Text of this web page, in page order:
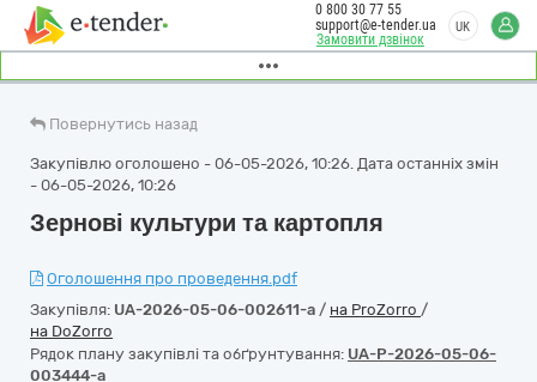
Замовити дзвінок
0 800 30 77 55
support@e-tender.ua
UK
Повернутись назад
Закупівлю оголошено - 06-05-2026, 10:26. Дата останніх змін
- 06-05-2026, 10:26
Зернові культури та картопля
Оголошення про проведення.pdf
Закупівля: UA-2026-05-06-002611-a / на ProZorro /
на DoZorro
Рядок плану закупівлі та обґрунтування: UA-P-2026-05-06-
003444-a